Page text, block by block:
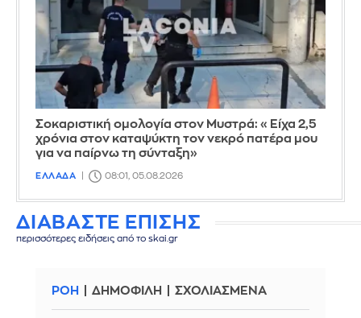
Σοκαριστική ομολογία στον Μυστρά: «Είχα 2,5
χρόνια στον καταψύκτη τον νεκρό πατέρα μου
για να παίρνω τη σύνταξη»
ΕΛΛΑΔΑ 08:01, 05.08.2026
ΔΙΑΒΑΣΤΕ ΕΠΙΣΗΣ
περισσότερες ειδήσεις από το skai.gr
ΡΟΗ ΔΗΜΟΦΙΛΗ ΣΧΟΛΙΑΣΜΕΝΑ